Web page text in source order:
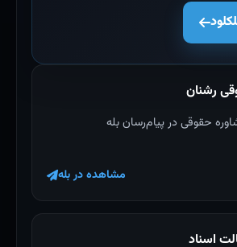
رشنان
حقوقی در پیام‌رسان بله
مشاهده در بله
اسناد